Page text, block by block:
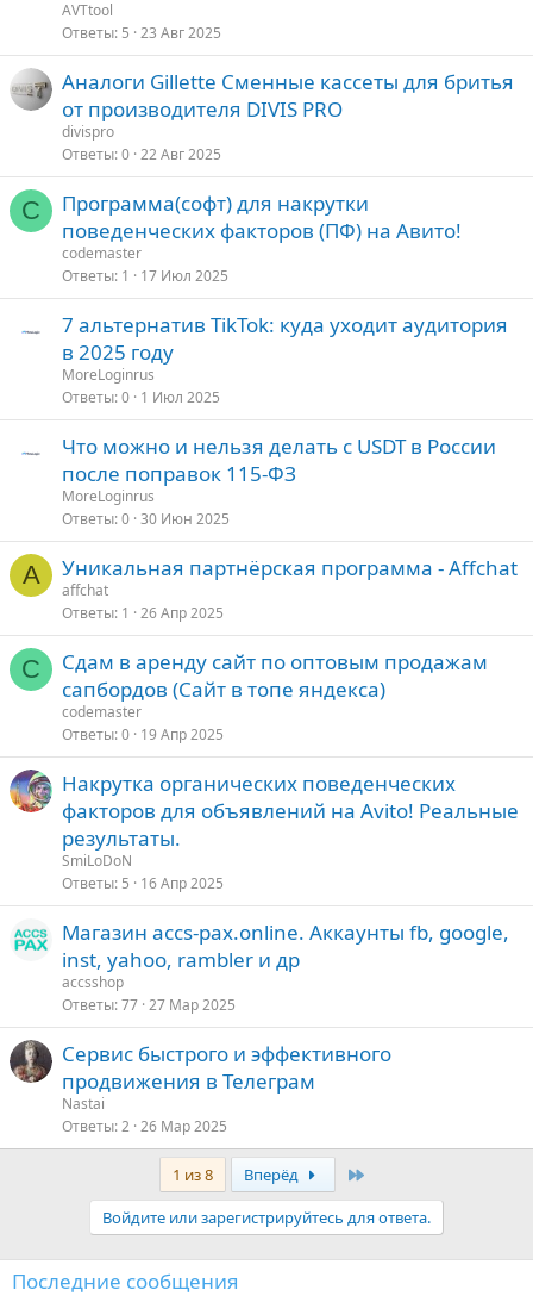
AVTtool
Ответы 5 23 Авг 2025
Аналоги Gillette Сменные кассеты для бритья
от производителя DIVIS PRO
divispro
Ответы 0 22 Авг 2025
C
Программа(софт) для накрутки
поведенческих факторов (ПФ) на Авито!
codemaster
Ответы 1 17 Июл 2025
7 альтернатив TikTok: куда уходит аудитория
в 2025 году
MoreLoginrus
Ответы 0 1 Июл 2025
Что можно и нельзя делать с USDT в России
после поправок 115-ФЗ
MoreLoginrus
Ответы 0 30 Июн 2025
A Уникальная партнёрская программа - Affchat
affchat
Ответы 1 26 Апр 2025
C
Сдам в аренду сайт по оптовым продажам
сапбордов (Сайт в топе яндекса)
codemaster
Ответы 0 19 Апр 2025
Накрутка органических поведенческих
факторов для объявлений на Avito! Реальные
результаты.
SmiLoDoN
Ответы 5 16 Апр 2025
Магазин accs-pax.online. Аккаунты fb, google,
inst, yahoo, rambler и др
accsshop
Ответы 77 27 Мар 2025
Сервис быстрого и эффективного
продвижения в Телеграм
Nastai
Ответы 2 26 Мар 2025
1 из 8 Вперёд
Войдите или зарегистрируйтесь для ответа.
Последние сообщения